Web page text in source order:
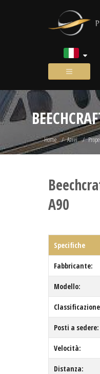
Home Aerei
A90
Specifiche
Fabbricante:
Modello:
Posti a sedere:
Velocità:
Distanza: